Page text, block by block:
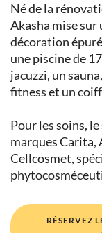
Né de la
Akasha mise
décoration
une piscine de
jacuzzi, un
fitness et un
Pour les soins, le
marques Carita,
Cellcosmet,
RÉSERVEZ